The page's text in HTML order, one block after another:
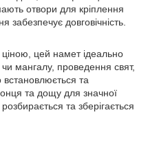
отвори для кріплення
довговічність.
цей намет ідеально
чи мангалу, проведення свят,
встановлюється та
та дощу для значної
та зберігається